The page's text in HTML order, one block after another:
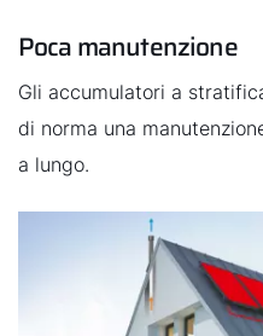
Poca manutenzione
Gli accumulatori a
di norma una
a lungo.